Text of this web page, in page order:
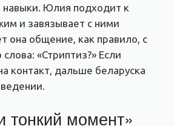
навыки. Юлия подходит к
и завязывает с ними
она общение, как правило, с
«Стриптиз?» Если
контакт, дальше беларуска
момент»